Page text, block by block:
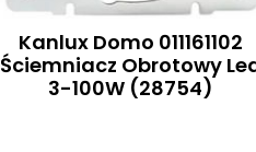
Kanlux Domo 011161102
Ściemniacz Obrotowy
3-100W (28754)